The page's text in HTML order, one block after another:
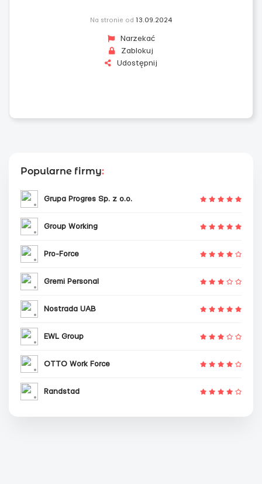
Na stronie od 13.09.2024
Narzekać
Zablokuj
Udostępnij
Popularne firmy:
Grupa Progres Sp. z o.o.
Group Working
Pro-Force
Gremi Personal
Nostrada UAB
EWL Group
OTTO Work Force
Randstad